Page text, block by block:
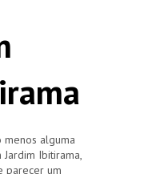
alguma
Ibitirama,
parecer um